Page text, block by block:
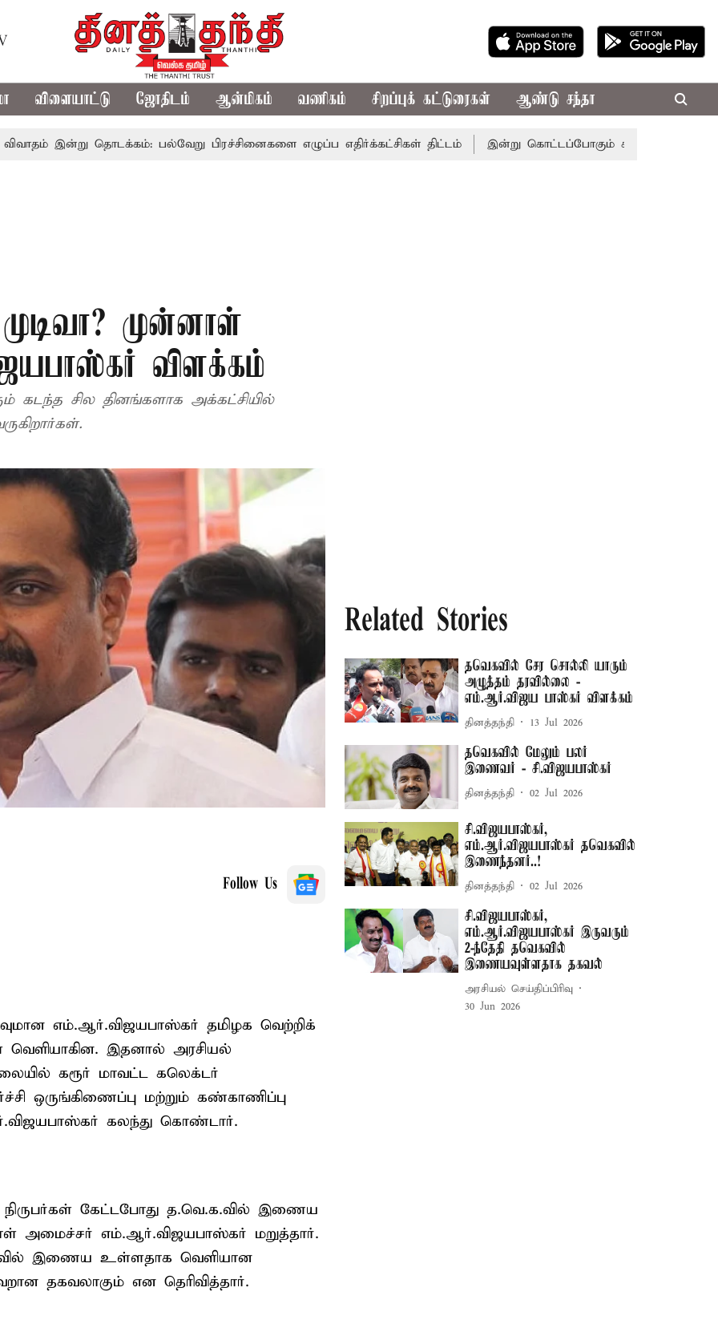
விளையாட்டு ஜோதிடம் ஆன்மிகம் வணிகம் சிறப்புக் கட்டுரைகள் ஆண்டு சந்தா
தொடக்கம்: பல்வேறு பிரச்சினைகளை எழுப்ப எதிர்க்கட்சிகள் திட்டம் இன்று கொட்டப்போகும் கனமழை.. எந்தெந்த
முன்னாள்
விளக்கம்
கடந்த சில தினங்களாக அக்கட்சியில்
Follow Us
எம்.ஆர்.விஜயபாஸ்கர் தமிழக வெற்றிக்
இதனால் அரசியல்
கரூர் மாவட்ட கலெக்டர்
ஒருங்கிணைப்பு மற்றும் கண்காணிப்பு
கலந்து கொண்டார்.
நிருபர்கள் கேட்டபோது த.வெ.க.வில் இணைய
எம்.ஆர்.விஜயபாஸ்கர் மறுத்தார்.
இணைய உள்ளதாக வெளியான
தகவலாகும் என தெரிவித்தார்.
Related Stories
தவெகவில் சேர சொல்லி யாரும்
அழுத்தம் தரவில்லை -
எம்.ஆர்.விஜய பாஸ்கர் விளக்கம்
தினத்தந்தி 13 Jul 2026
தவெகவில் மேலும் பலர்
இணைவர் - சி.விஜயபாஸ்கர்
தினத்தந்தி 02 Jul 2026
சி.விஜயபாஸ்கர்,
எம்.ஆர்.விஜயபாஸ்கர் தவெகவில்
இணைந்தனர்..!
தினத்தந்தி 02 Jul 2026
சி.விஜயபாஸ்கர்,
எம்.ஆர்.விஜயபாஸ்கர் இருவரும்
2-ந்தேதி தவெகவில்
இணையவுள்ளதாக தகவல்
அரசியல் செய்திப்பிரிவு
30 Jun 2026